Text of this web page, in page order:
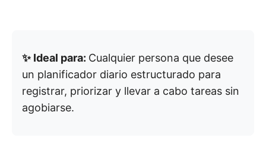
✨ Ideal para: Cualquier persona que desee
un planificador diario estructurado para
registrar, priorizar y llevar a cabo tareas sin
agobiarse.